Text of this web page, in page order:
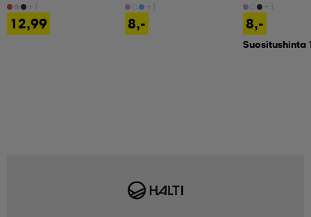
12,99 8,- 8,-
Suositushinta